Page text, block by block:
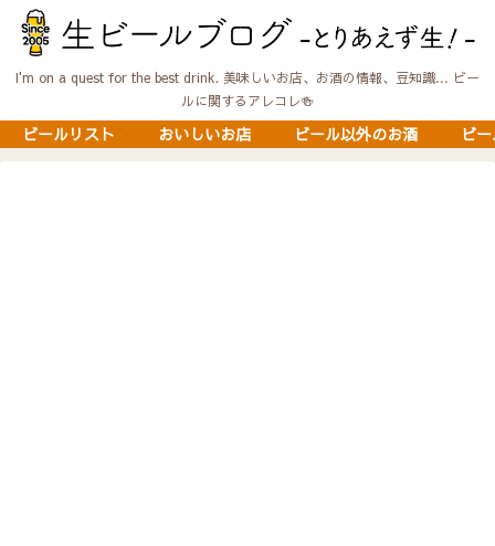
I'm on a quest for the best drink. 美味しいお店、お酒の情報、豆知識… ビー
ルに関するアレコレ🍻
ビールリスト おいしいお店 ビール以外のお酒 ビ